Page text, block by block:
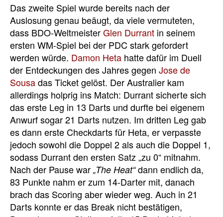
Das zweite Spiel wurde bereits nach der
Auslosung genau beäugt, da viele vermuteten,
dass BDO-WeltmeisterGlen Durrant in seinem
ersten WM-Spiel bei der PDC stark gefordert
werden würde. Damon Heta hatte dafür im Duell
der Entdeckungen des Jahres gegen Jose de
Sousadas Ticket gelöst. Der Australier kam
allerdings holprig ins Match: Durrant sicherte sich
das erste Leg in 13 Darts und durfte bei eigenem
Anwurf sogar 21 Darts nutzen. Im dritten Leg gab
es dann erste Checkdarts für Heta, er verpasste
jedoch sowohl die Doppel 2 als auch die Doppel 1,
sodass Durrant den ersten Satz „zu 0“ mitnahm.
Nach der Pause war „The Heat“dann endlich da,
83 Punkte nahm er zum 14-Darter mit, danach
brach das Scoring aber wieder weg. Auch in 21
Darts konnte er das Break nicht bestätigen,